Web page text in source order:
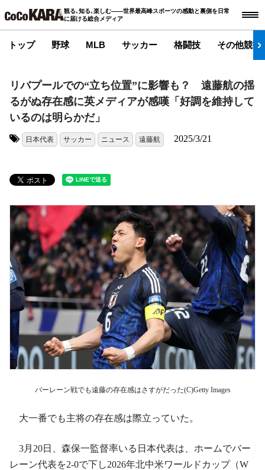
観る､知る､楽しむ――世界最高峰スポーツの感動と裏側を日常
に届ける総合メディア
トップ 野球 MLB サッカー 格闘技 その他競技
リバプールでの“立ち位置”に影響も？ 遠藤航の揺
るがぬ存在感に英メディアが感嘆「好調を維持して
いるのは明らかだ」
日本代表 サッカー ニュース 遠藤航 2025/3/21
バーレーン戦でも遠藤の存在感はさすがだった(C)Getty Images
大一番でも主将の存在感は際立っていた。
3月20日、森保一監督率いる日本代表は、ホームでバー
レーン代表を2-0で下し2026年北中米ワールドカップ（W